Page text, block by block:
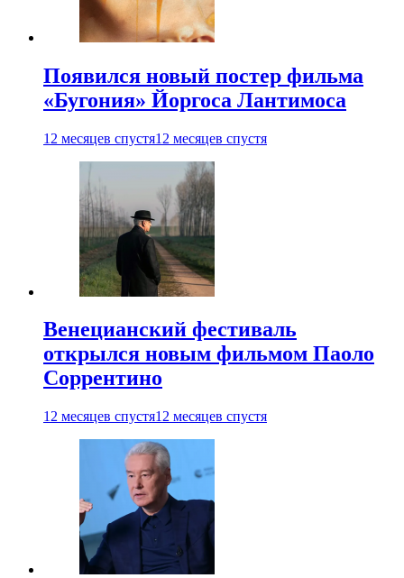
Появился новый постер фильма
«Бугония» Йоргоса Лантимоса
12 месяцев спустя12 месяцев спустя
Венецианский фестиваль
открылся новым фильмом Паоло
Соррентино
12 месяцев спустя12 месяцев спустя